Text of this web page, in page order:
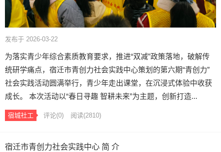
发布于 2026-03-22
为落实青少年综合素质教育要求，推进“双减”政策落地，破解传
统研学痛点，宿迁市青创力社会实践中心策划的第六期“青创力”
社会实践活动圆满举行，青少年走出课堂，在沉浸式体验中收获
成长。 本次活动以“春日寻趣 智耕未来”为主题，创新打造...
宿城社工 评论(0) 阅读(2810)
宿迁市青创力社会实践中心 简 介